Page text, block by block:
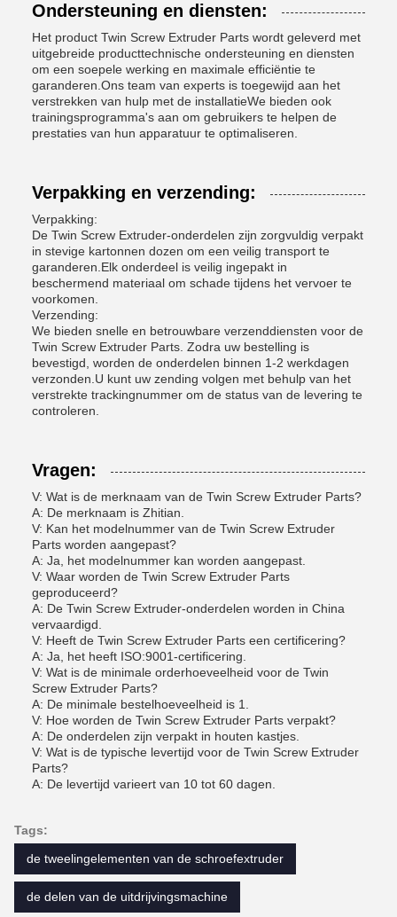
Ondersteuning en diensten:
Het product Twin Screw Extruder Parts wordt geleverd met
uitgebreide producttechnische ondersteuning en diensten
om een soepele werking en maximale efficiëntie te
garanderen.Ons team van experts is toegewijd aan het
verstrekken van hulp met de installatieWe bieden ook
trainingsprogramma's aan om gebruikers te helpen de
prestaties van hun apparatuur te optimaliseren.
Verpakking en verzending:
Verpakking:
De Twin Screw Extruder-onderdelen zijn zorgvuldig verpakt
in stevige kartonnen dozen om een veilig transport te
garanderen.Elk onderdeel is veilig ingepakt in
beschermend materiaal om schade tijdens het vervoer te
voorkomen.
Verzending:
We bieden snelle en betrouwbare verzenddiensten voor de
Twin Screw Extruder Parts. Zodra uw bestelling is
bevestigd, worden de onderdelen binnen 1-2 werkdagen
verzonden.U kunt uw zending volgen met behulp van het
verstrekte trackingnummer om de status van de levering te
controleren.
Vragen:
V: Wat is de merknaam van de Twin Screw Extruder Parts?
A: De merknaam is Zhitian.
V: Kan het modelnummer van de Twin Screw Extruder
Parts worden aangepast?
A: Ja, het modelnummer kan worden aangepast.
V: Waar worden de Twin Screw Extruder Parts
geproduceerd?
A: De Twin Screw Extruder-onderdelen worden in China
vervaardigd.
V: Heeft de Twin Screw Extruder Parts een certificering?
A: Ja, het heeft ISO:9001-certificering.
V: Wat is de minimale orderhoeveelheid voor de Twin
Screw Extruder Parts?
A: De minimale bestelhoeveelheid is 1.
V: Hoe worden de Twin Screw Extruder Parts verpakt?
A: De onderdelen zijn verpakt in houten kastjes.
V: Wat is de typische levertijd voor de Twin Screw Extruder
Parts?
A: De levertijd varieert van 10 tot 60 dagen.
Tags:
de tweelingelementen van de schroefextruder
de delen van de uitdrijvingsmachine